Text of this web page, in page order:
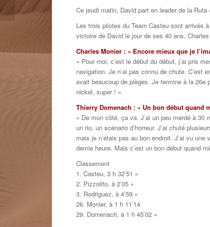
Ce jeudi matin, David part en leader de la
Les trois pilotes du Team Casteu sont arrivés
victoire de David le jour de ses 40 ans,
Charles Monier : « Encore mieux que je
« Pour moi, c’est le début du début, j’ai pris
navigation. Je n’ai pas connu de chute. C’est
avait beaucoup de pièges. Je termine à la
nickel, super ! »
Thierry Domenach : « Un bon début quand
« De mon côté, ça va. J’ai un peu merdé à
un rio, un scénario d’horreur. J’ai chuté
mais je n’étais pas au bon endroit. J’ai vu
demie heure. Mais c’est un bon début quand
Classement
1. Casteu, 3 h 32’51 »
2. Pizzolito, à 2’05 »
3. Rodriguez, à 4’59 »
26. Monier, à 1 h 11’14
29. Domenach, à 1 h 45’02 »